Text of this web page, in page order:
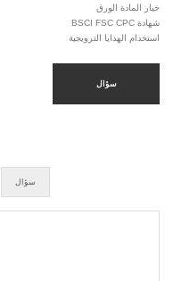
خيار المادة الورق
شهادة BSCI FSC CPC
استخدام الهدايا الترويجية
سؤال
سؤال